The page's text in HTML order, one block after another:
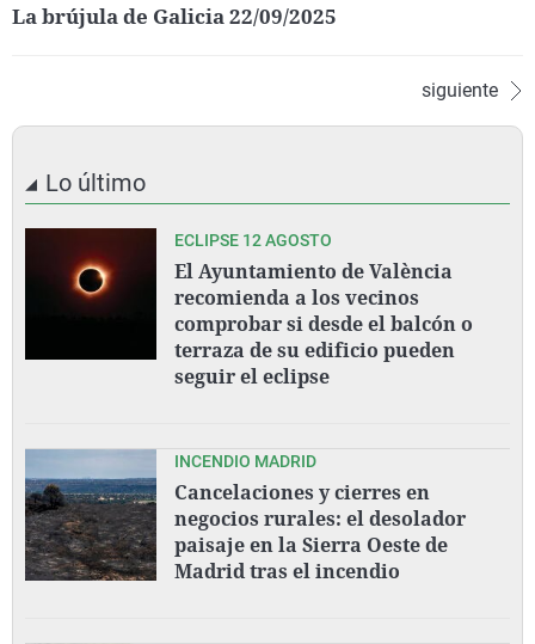
La brújula de Galicia 22/09/2025
siguiente
Lo último
ECLIPSE 12 AGOSTO
El Ayuntamiento de València
recomienda a los vecinos
comprobar si desde el balcón o
terraza de su edificio pueden
seguir el eclipse
INCENDIO MADRID
Cancelaciones y cierres en
negocios rurales: el desolador
paisaje en la Sierra Oeste de
Madrid tras el incendio